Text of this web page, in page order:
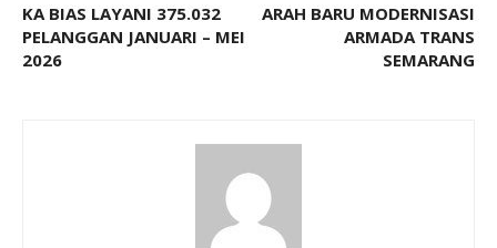
KA BIAS LAYANI 375.032
PELANGGAN JANUARI – MEI
2026
ARAH BARU MODERNISASI
ARMADA TRANS
SEMARANG